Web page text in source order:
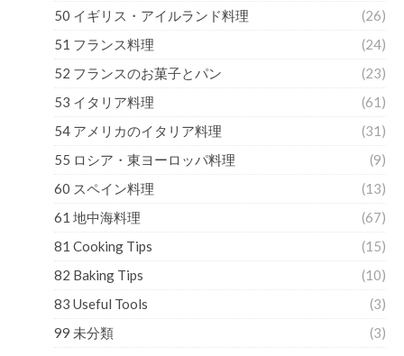
50 イギリス・アイルランド料理
(26)
51 フランス料理
(24)
52 フランスのお菓子とパン
(23)
53 イタリア料理
(61)
54 アメリカのイタリア料理
(31)
55 ロシア・東ヨーロッパ料理
(9)
60 スペイン料理
(13)
61 地中海料理
(67)
81 Cooking Tips
(15)
82 Baking Tips
(10)
83 Useful Tools
(3)
99 未分類
(3)